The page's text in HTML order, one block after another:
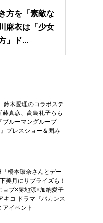
方を「素敵な
麻衣は「少女
」ド...
鈴木愛理のコラボステ
藤真彦、高島礼子らも
ブルーマングループ
プレスショー＆囲み
橋本環奈さんとデー
美月にサプライズも！
ョプ×勝地涼×加納愛子
キコ ドラマ『バカンス
アイベント